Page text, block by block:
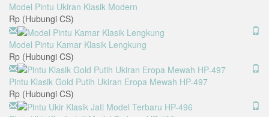
Model Pintu Ukiran Klasik Modern
Rp (Hubungi CS)
Model Pintu Kamar Klasik Lengkung
Rp (Hubungi CS)
Pintu Klasik Gold Putih Ukiran Eropa Mewah HP-497
Rp (Hubungi CS)